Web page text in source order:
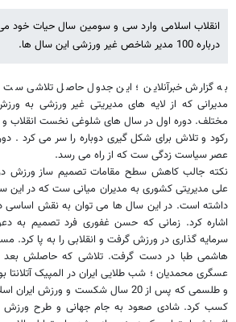
انقلاب اسلامی وارد سی و سومین سال حیات خود
درباره 100 مدیر شاخص غیر ورزشی این سال ها.
به گزارش خبرآنلاین ؛ این جدول حاصل تلاشی ست
مختلف. دوره اول در سال های شلوغی نخست انقلاب
رکود و تلاش برای شکل گیری دوباره را سر می کرد .
عصر سیاست زدگی ست که از راه می رسد.
نکته جالب کاهش سطح مقامات تصمیم ساز ورزش
علی مدیریتی کشوری به مدیران میانی ست که در این
داشته است. در این سال ها می توان به نقش اساسی
اشاره کرد. زمانی که حسن غفوری فرد تصمیم به
سرمایه گذاری در ورزش گرفت و انقلابی را به پا کرد.
هاشمی طبا در دست گرفت. تلاشی که حاصلش بعد
عسگری محمدیان ؛ شب طلایی ایران در المپیک آتلانتا
و طلسمی که پس از 20 سال شکست و ورزش
کسب کرد. شادی صعود به جام جهانی و طرح ورزش